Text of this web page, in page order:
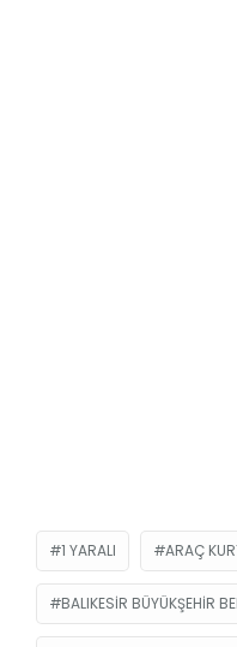
1 YARALI ARAÇ
BALIKESIR BÜYÜKŞEHIR